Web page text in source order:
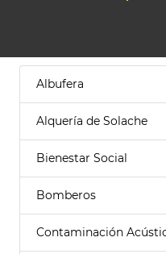
Albufera
Alquería de Solache
Bienestar Social
Bomberos
Contaminación